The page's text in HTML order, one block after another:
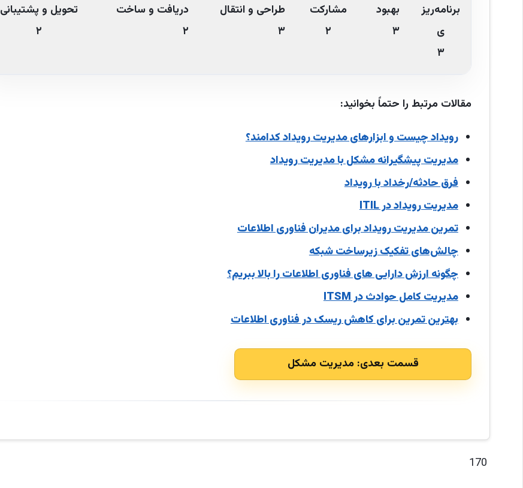
برنامه‌ریز
ی
۳
بهبود
۳
مشارکت
۲
طراحی و انتقال
۳
دریافت و ساخت
۲
تحویل و پشتیبانی
۲
مقالات مرتبط را حتماً بخوانید:
رویداد چیست و ابزارهای مدیریت رویداد کدامند؟
مدیریت پیشگیرانه مشکل با مدیریت رویداد
فرق حادثه/رخداد با رویداد
مدیریت رویداد در ITIL
تمرین مدیریت رویداد برای مدیران فناوری اطلاعات
چالش‌های تفکیک زیرساخت شبکه
چگونه ارزش دارایی های فناوری اطلاعات را بالا ببریم؟
مدیریت کامل حوادث در ITSM
بهترین تمرین برای کاهش ریسک در فناوری اطلاعات
قسمت بعدی: مدیریت مشکل
170